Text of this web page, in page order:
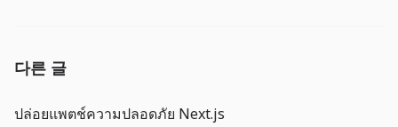
다른 글
ปล่อยแพตช์ความปลอดภัย Next.js